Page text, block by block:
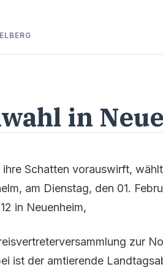
in
Schatten vorauswirft,
am Dienstag, den 01.
in Neuenheim,
zur
ist der amtierende